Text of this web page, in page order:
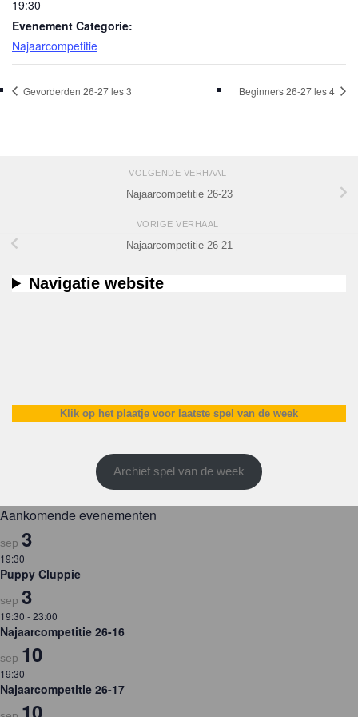
19:30
Evenement Categorie:
Najaarcompetitie
Gevorderden 26-27 les 3 Beginners 26-27 les 4
VOLGENDE VERHAAL
Najaarcompetitie 26-23
VORIGE VERHAAL
Najaarcompetitie 26-21
Navigatie website
Klik op het plaatje voor laatste spel van de week
Archief spel van de week
Aankomende evenementen
sep 3
19:30
Puppy Cluppie
sep 3
19:30 -23:00
Najaarcompetitie 26-16
sep 10
19:30
Najaarcompetitie 26-17
10